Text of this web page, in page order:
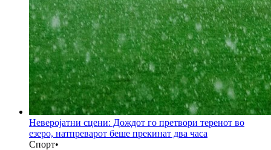
Неверојатни сцени: Дождот го претвори теренот во
езеро, натпреварот беше прекинат два часа
Спорт•